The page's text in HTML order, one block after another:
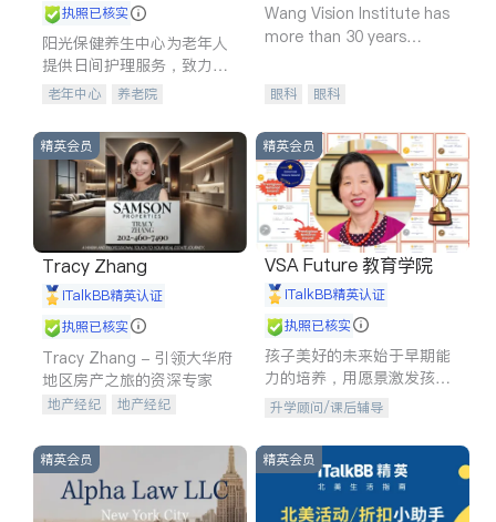
执照已核实
阳光保健养生中心为老年人
提供日间护理服务，致力于
通过持续的护理创新来有效
老年中心 养老院
Wang Vision Institute has
more than 30 years
眼科 眼科
精英会员
Tracy Zhang
iTalkBB精英认证
执照已核实
Tracy Zhang - 引领大华府
地区房产之旅的资深专家
地产经纪
地产经纪
商铺租售
精英会员
VSA Future 教育学院
iTalkBB精英认证
执照已核实
孩子美好的未来始于早期能
力的培养，用愿景激发孩子
的学习潜力和动力。理念：
拥有成长型心态是成功的基
石。
升学顾问/课后辅导
精英会员 精英会员